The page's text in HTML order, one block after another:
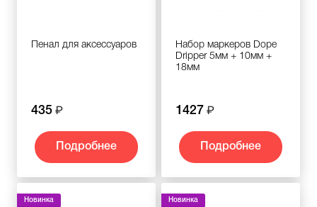
Пенал для аксессуаров
435
Подробнее
Набор маркеров Dope
Dripper 5мм + 10мм +
18мм
1427
Подробнее
Новинка Новинка